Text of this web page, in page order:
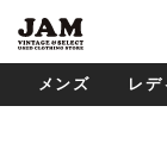
メンズ レデ